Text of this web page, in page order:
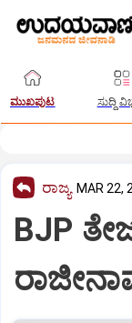
ಮುಖಪುಟ ಸುದ್ದಿ
ರಾಜ್ಯ MAR 22,
BJP